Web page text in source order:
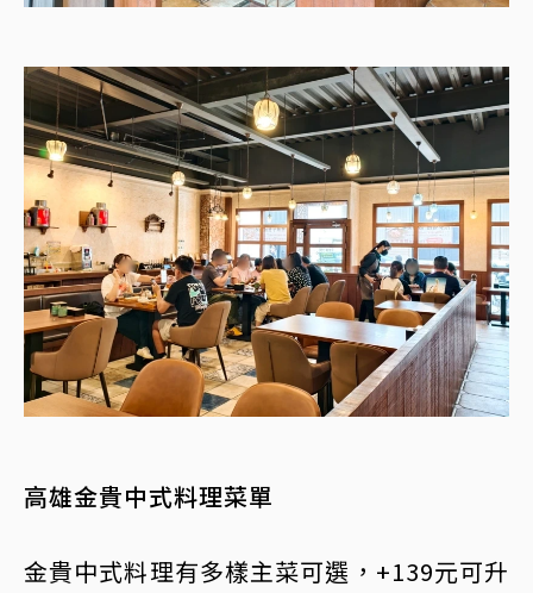
高雄金貴中式料理菜單
金貴中式料理有多樣主菜可選，+139元可升